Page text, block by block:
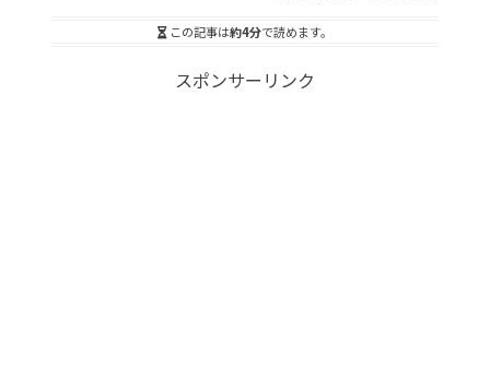
この記事は約4分で読めます。
スポンサーリンク